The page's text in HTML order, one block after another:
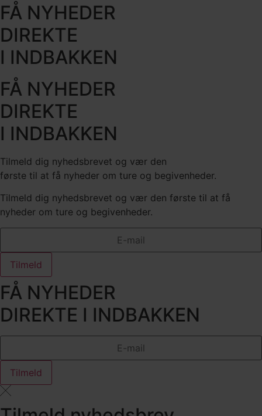
FÅ NYHEDER
DIREKTE
I INDBAKKEN
FÅ NYHEDER
DIREKTE
I INDBAKKEN
Tilmeld dig nyhedsbrevet og vær den
første til at få nyheder om ture og begivenheder.
Tilmeld dig nyhedsbrevet og vær den første til at få
nyheder om ture og begivenheder.
Tilmeld
FÅ NYHEDER
DIREKTE I INDBAKKEN
Tilmeld